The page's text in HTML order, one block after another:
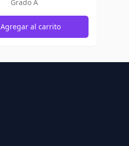
Grado A
Agregar al carrito